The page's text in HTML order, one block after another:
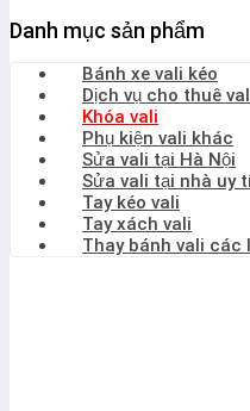
Danh mục sản phẩm
Bánh xe vali kéo
Dịch vụ cho thuê
Khóa vali
Phụ kiện vali khác
Sửa vali tại Hà Nội
Sửa vali tại nhà uy
Tay kéo vali
Tay xách vali
Thay bánh vali các